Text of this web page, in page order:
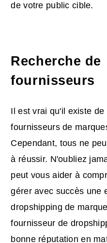
de votre public cible.
Recherche de
fournisseurs
Il est vrai qu'il existe de
fournisseurs de
Cependant, tous ne
à réussir. N'oubliez
peut vous aider à
gérer avec succès une
dropshipping de
fournisseur de
bonne réputation en